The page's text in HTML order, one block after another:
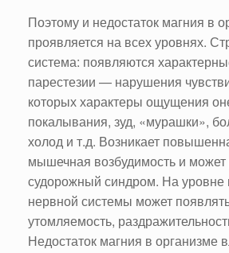
Поэтому и недостаток магния в
проявляется на всех уровнях.
система: появляются
парестезии — нарушения
которых характеры ощущения
покалывания, зуд, «мурашки»,
холод и т.д. Возникает
мышечная возбудимость и может
судорожный синдром. На уровне
нервной системы может
утомляемость,
Недостаток магния в организме